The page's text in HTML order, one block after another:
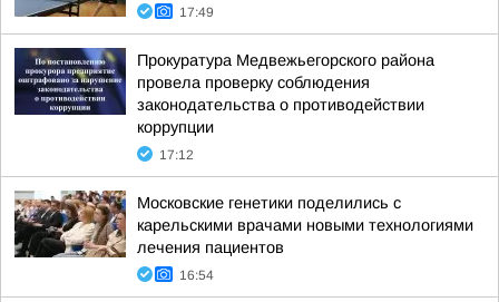
17:49
Прокуратура Медвежьегорского района
провела проверку соблюдения
законодательства о противодействии
коррупции
17:12
Московские генетики поделились с
карельскими врачами новыми технологиями
лечения пациентов
16:54